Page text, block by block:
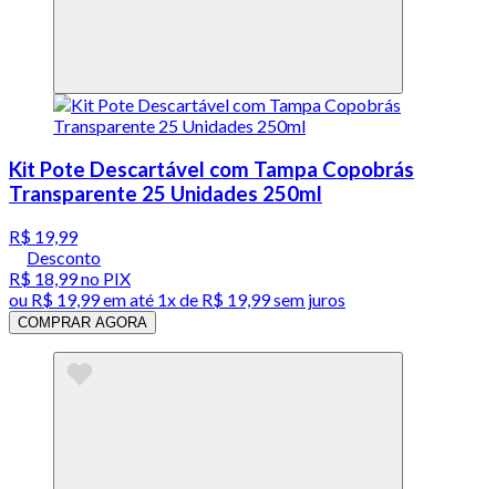
Kit Pote Descartável com Tampa Copobrás
Transparente 25 Unidades 250ml
R$ 19,99
Desconto
R$ 18,99no PIX
ou R$ 19,99em até 1x de R$ 19,99sem juros
COMPRAR AGORA